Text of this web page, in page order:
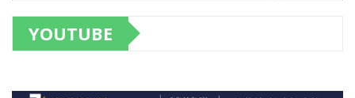
YOUTUBE